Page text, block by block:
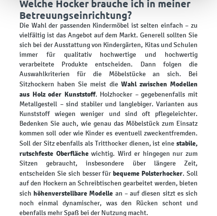
Welche Hocker brauche ich in meiner
Betreuungseinrichtung?
Die Wahl der passenden Kindermöbel ist selten einfach – zu
vielfältig ist das Angebot auf dem Markt. Generell sollten Sie
sich bei der Ausstattung von Kindergärten, Kitas und Schulen
immer für qualitativ hochwertige und hochwertig
verarbeitete Produkte entscheiden. Dann folgen die
Auswahlkriterien für die Möbelstücke an sich. Bei
Sitzhockern haben Sie meist die Wahl zwischen Modellen
aus Holz oder Kunststoff. Holzhocker – gegebenenfalls mit
Metallgestell – sind stabiler und langlebiger. Varianten aus
Kunststoff wiegen weniger und sind oft pflegeleichter.
Bedenken Sie auch, wie genau das Möbelstück zum Einsatz
kommen soll oder wie Kinder es eventuell zweckentfremden.
Soll der Sitz ebenfalls als Tritthocker dienen, ist eine stabile,
rutschfeste Oberflächewichtig. Wird er hingegen nur zum
Sitzen gebraucht, insbesondere über längere Zeit,
entscheiden Sie sich besser fürbequeme Polsterhocker. Soll
auf den Hockern an Schreibtischen gearbeitet werden, bieten
sichhöhenverstellbare Modelle an – auf diesen sitzt es sich
noch einmal dynamischer, was den Rücken schont und
ebenfalls mehr Spaß bei der Nutzung macht.